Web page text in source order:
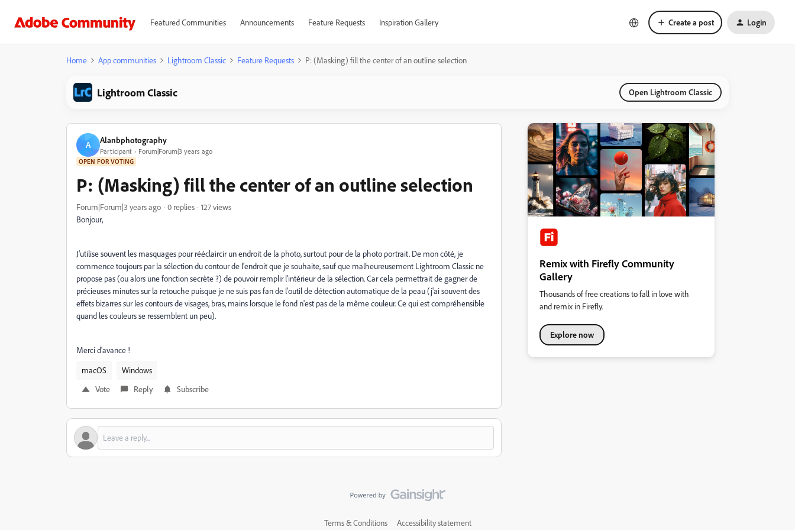
Featured Communities Announcements Feature Requests Inspiration Gallery Create a post Login
Home App communities Lightroom Classic Feature Requests P: (Masking) fill the center of an outline selection
Lightroom Classic Open Lightroom Classic
A Alanbphotography
Participant Forum|Forum|3 years ago
OPEN FOR VOTING
P: (Masking) fill the center of an outline selection
Forum|Forum|3 years ago 0 replies
127 views
Bonjour,
J'utilise souvent les masquages pour rééclaircir un endroit de la photo, surtout pour de la photo portrait. De mon côté, je
commence toujours par la sélection du contour de l'endroit que je souhaite, sauf que malheureusement Lightroom Classic ne
propose pas (ou alors une fonction secrète ?) de pouvoir remplir l'intérieur de la sélection. Car cela permettrait de gagner de
précieuses minutes sur la retouche puisque je ne suis pas fan de l'outil de détection automatique de la peau (j'ai souvent des
effets bizarres sur les contours de visages, bras, mains lorsque le fond n'est pas de la même couleur. Ce qui est compréhensible
quand les couleurs se ressemblent un peu).
Merci d'avance !
macOS
Windows
Vote
Reply Subscribe
Remix with Firefly Community
Gallery
Thousands of free creations to fall in love with
and remix in Firefly.
Explore now
Terms & Conditions Accessibility statement